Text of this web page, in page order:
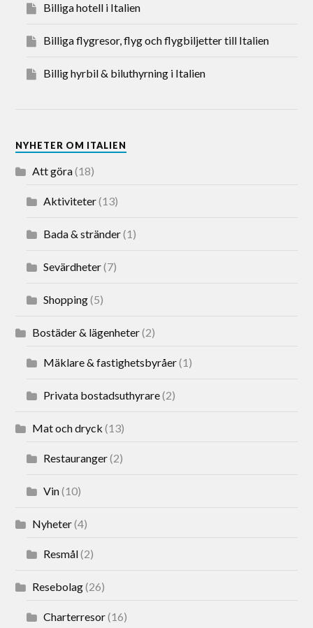
Billiga hotell i Italien
Billiga flygresor, flyg och flygbiljetter till Italien
Billig hyrbil & biluthyrning i Italien
NYHETER OM ITALIEN
Att göra(18)
Aktiviteter(13)
Bada & stränder(1)
Sevärdheter(7)
Shopping(5)
Bostäder & lägenheter(2)
Mäklare & fastighetsbyråer(1)
Privata bostadsuthyrare(2)
Mat och dryck (13)
Restauranger(2)
Vin(10)
Nyheter(4)
Resmål(2)
Resebolag(26)
Charterresor(16)